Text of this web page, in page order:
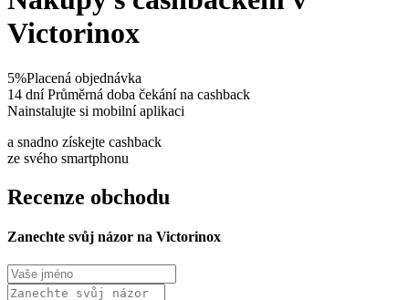
Victorinox
5%Placená objednávka
14 dní Průměrná doba čekání na cashback
Nainstalujte si mobilní aplikaci
a snadno získejte cashback
ze svého smartphonu
Recenze obchodu
Zanechte svůj názor na Victorinox